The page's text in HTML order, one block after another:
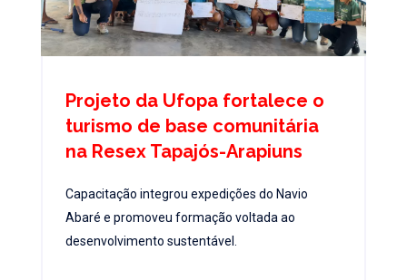
Projeto da Ufopa fortalece o
turismo de base comunitária
na Resex Tapajós-Arapiuns
Capacitação integrou expedições do Navio
Abaré e promoveu formação voltada ao
desenvolvimento sustentável.